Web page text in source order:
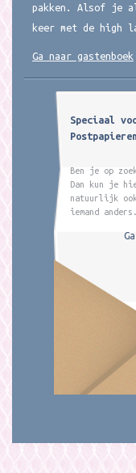
pakken. Alsof je
keer met de high
Ga naar gastenboek
Speciaal
Ben je op
Dan kun je
natuurlijk ook
iemand anders.